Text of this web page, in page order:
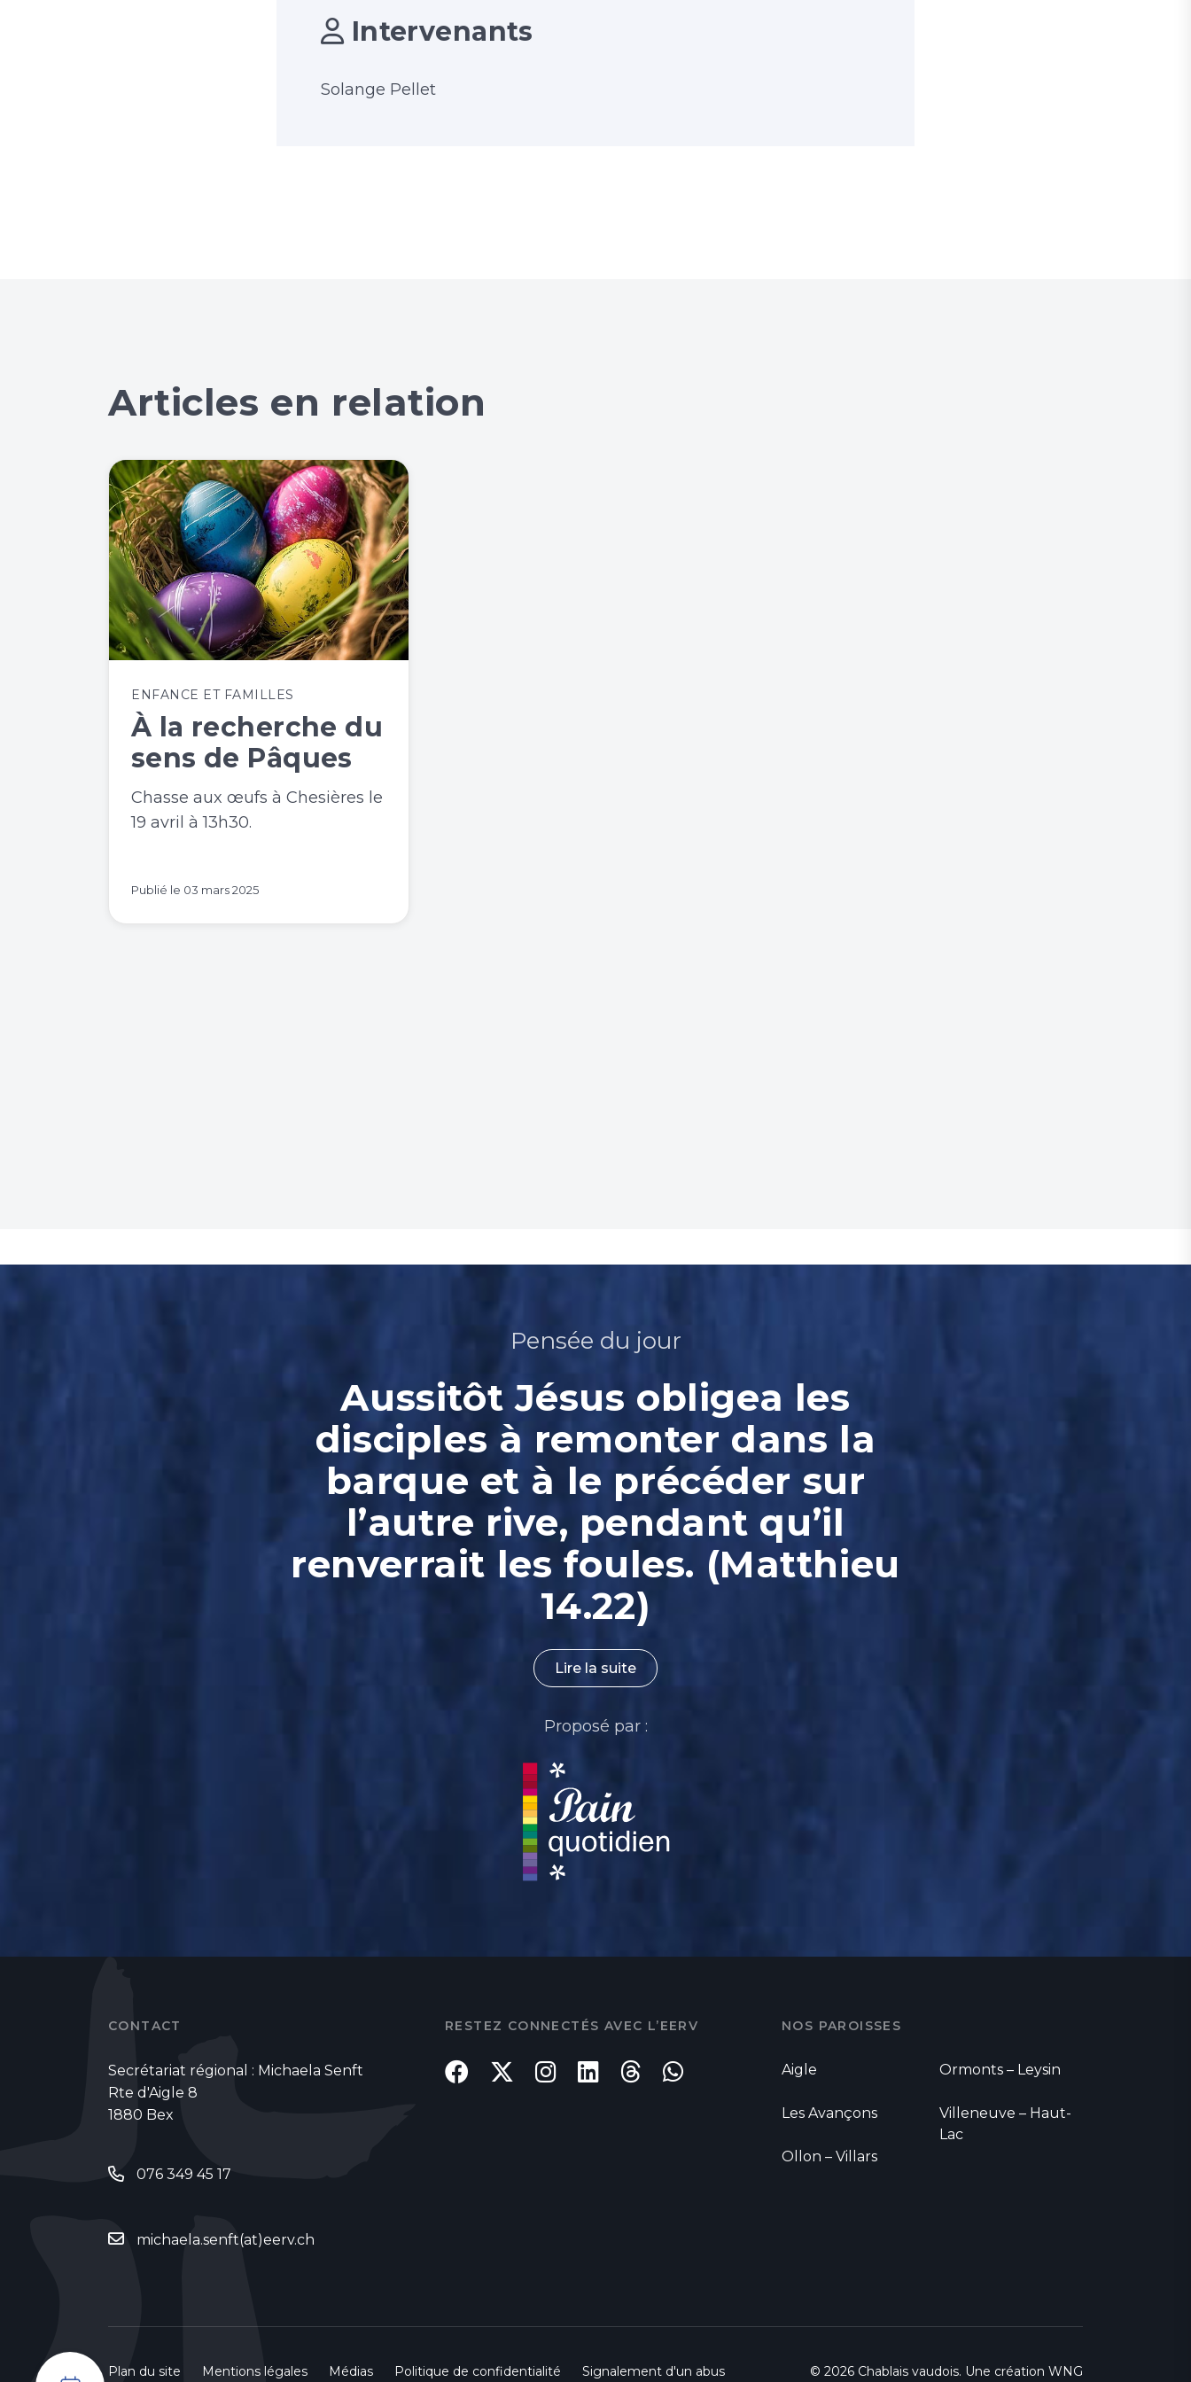
Intervenants
Solange Pellet
Articles en relation
ENFANCE ET FAMILLES
À la recherche du
sens de Pâques
Chasse aux œufs à Chesières le
19 avril à 13h30.
Publié le 03 mars 2025
Pensée du jour
Aussitôt Jésus obligea les
disciples à remonter dans la
barque et à le précéder sur
l’autre rive, pendant qu’il
renverrait les foules. (Matthieu
14.22)
Lire la suite
Proposé par :
CONTACT
Secrétariat régional : Michaela Senft
Rte d'Aigle 8
1880 Bex
076 349 45 17
michaela.senft(at)eerv.ch
RESTEZ CONNECTÉS AVEC L’EERV NOS PAROISSES
Aigle
Les Avançons
Ollon – Villars
Ormonts – Leysin
Villeneuve – Haut-
Lac
Plan du site Mentions légales Médias Politique de confidentialité Signalement d'un abus © 2026 Chablais vaudois. Une création WNG